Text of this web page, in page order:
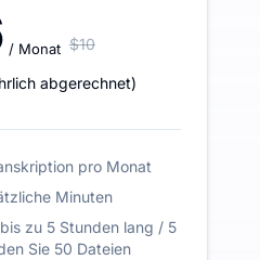
/ Monat $10
abgerechnet)
pro Monat
Minuten
zu 5 Stunden lang / 5
Sie 50 Dateien